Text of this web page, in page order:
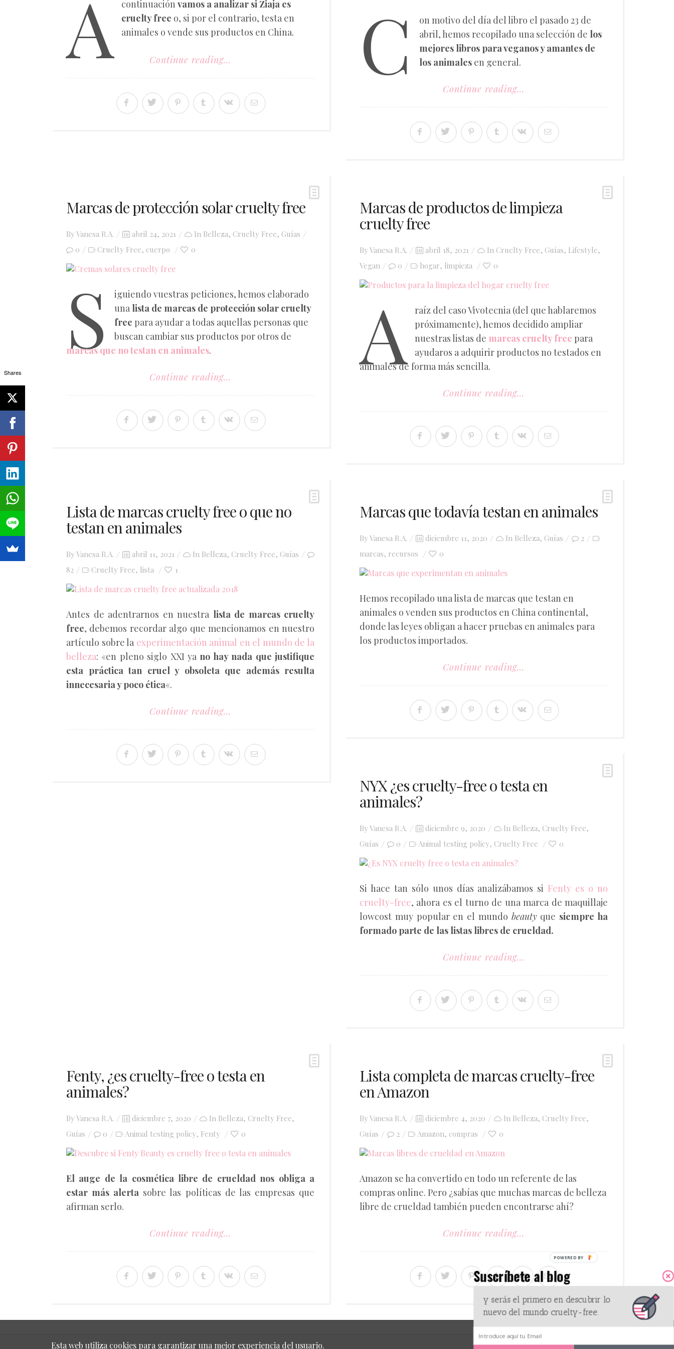
A continuaciónvamos a analizar si Ziaja es
cruelty free o, si por el contrario, testa en
animales o vende sus productos en China.
Continue reading... C
on motivo del día del libro el pasado 23 de
abril, hemos recopilado una selección de los
mejores libros para veganos y amantes de
los animales en general.
Continue reading...
Marcas de protección solar cruelty free
ByVanesa R.A.
Posted
on
abril 24, 2021 In Belleza, Cruelty Free, Guías
0
Cruelty Free, cuerpo 0
S
iguiendo vuestras peticiones, hemos elaborado
una lista de marcas de protección solar cruelty
free para ayudar a todas aquellas personas que
buscan cambiar sus productos por otros de
marcas que no testan en animales.
Continue reading...
Marcas de productos de limpieza
cruelty free
ByVanesa R.A.
Posted
on
abril 18, 2021 In Cruelty Free, Guías, Lifestyle,
Vegan
0 hogar, limpieza 0
A
raíz del caso Vivotecnia (del que hablaremos
próximamente), hemos decidido ampliar
nuestras listas de marcas cruelty free para
ayudaros a adquirir productos no testados en
animales de forma más sencilla.
Continue reading...
Lista de marcas cruelty free o que no
testan en animales
ByVanesa R.A.
Posted
on
abril 11, 2021 In Belleza, Cruelty Free, Guías
82
Cruelty Free, lista 1
Antes de adentrarnos en nuestra lista de marcas cruelty
free, debemos recordar algo que mencionamos en nuestro
artículo sobre la experimentación animal en el mundo de la
belleza: «en pleno siglo XXI ya no hay nada que justifique
esta práctica tan cruel y obsoleta que además resulta
innecesaria y poco ética«.
Continue reading...
Marcas que todavía testan en animales
ByVanesa R.A.
Posted
on
diciembre 11, 2020 In Belleza, Guías
2
marcas, recursos 0
Hemos recopilado una lista de marcas que testan en
animales o venden sus productos en China continental,
donde las leyes obligan a hacer pruebas en animales para
los productos importados.
Continue reading...
NYX ¿es cruelty-free o testa en
animales?
ByVanesa R.A.
Posted
on
diciembre 9, 2020 In Belleza, Cruelty Free,
Guías
0 Animal testing policy, Cruelty Free 0
Si hace tan sólo unos días analizábamos si Fenty es o no
cruelty-free, ahora es el turno de una marca de maquillaje
lowcost muy popular en el mundo beautyque siempre ha
formado parte de las listas libres de crueldad.
Continue reading...
Fenty, ¿es cruelty-free o testa en
animales?
ByVanesa R.A.
Posted
on
diciembre 7, 2020 In Belleza, Cruelty Free,
Guías
0 Animal testing policy, Fenty 0
El auge de la cosmética libre de crueldad nos obliga a
estar más alerta sobre las políticas de las empresas que
afirman serlo.
Continue reading...
Lista completa de marcas cruelty-free
en Amazon
ByVanesa R.A.
Posted
on
diciembre 4, 2020 In Belleza, Cruelty Free,
Guías
2 Amazon, compras 0
Amazon se ha convertido en todo un referente de las
compras online. Pero ¿sabías que muchas marcas de belleza
libre de crueldad también pueden encontrarse ahí?
Continue reading...
GOT IT!
Esta web utiliza cookies para garantizar una mejor experiencia del usuario.
Shares
Suscríbete al blog
y serás el primero en descubrir lo
nuevo del mundo cruelty-free.